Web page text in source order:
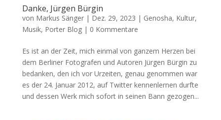
Danke, Jürgen Bürgin
von Markus Sänger| Dez. 29, 2023 | Genosha, Kultur,
Musik, Porter Blog| 0 Kommentare
Es ist an der Zeit, mich einmal von ganzem Herzen bei
dem Berliner Fotografen und Autoren Jürgen Bürgin zu
bedanken, den ich vor Urzeiten, genau genommen war
es der 24. Januar 2012, auf Twitter kennenlernen durfte
und dessen Werk mich sofort in seinen Bann gezogen...